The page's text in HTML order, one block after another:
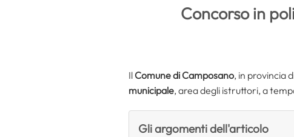
Concorso in
Il Comune di Camposano, in provincia
municipale, area degli istruttori, a
Gli argomenti dell'articolo